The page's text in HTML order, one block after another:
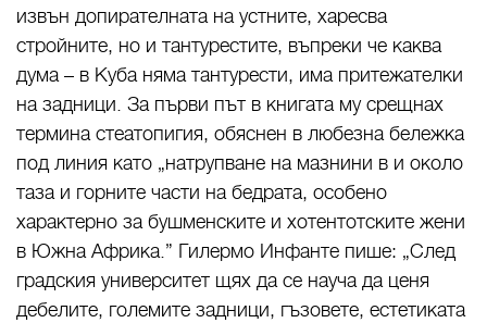
извън допирателната на устните, харесва
стройните, но и тантурестите, въпреки че каква
дума – в Куба няма тантурести, има притежателки
на задници. За първи път в книгата му срещнах
термина стеатопигия, обяснен в любезна бележка
под линия като „натрупване на мазнини в и около
таза и горните части на бедрата, особено
характерно за бушменските и хотентотските жени
в Южна Африка.” Гилермо Инфанте пише: „След
градския университет щях да се науча да ценя
дебелите, големите задници, гъзовете, естетиката